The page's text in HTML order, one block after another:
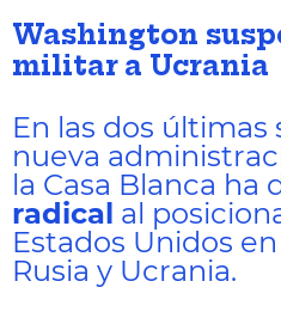
Washington
militar a Ucrania
En las dos últimas
nueva
la Casa Blanca ha
radical al
Estados Unidos
Rusia y Ucrania.